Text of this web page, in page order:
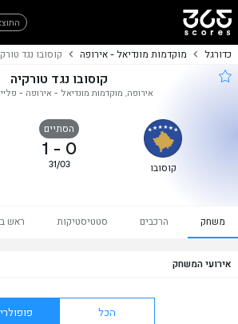
כדורגל מוקדמות מונדיאל - אירופה קוסובו נגד
קוסובו נגד טורקיה
אירופה, מוקדמות מונדיאל - אירופה -
קוסובו
הסתיים
0
-
1
31/03
משחק הרכבים סטטיסטיקות ראש
אירועי המשחק
הכל